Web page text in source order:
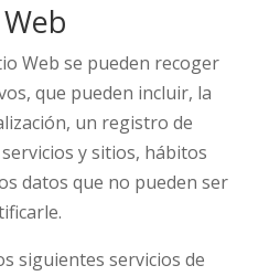
Web se pueden recoger
que pueden incluir, la
un registro de
y sitios, hábitos
datos que no pueden ser
siguientes servicios de